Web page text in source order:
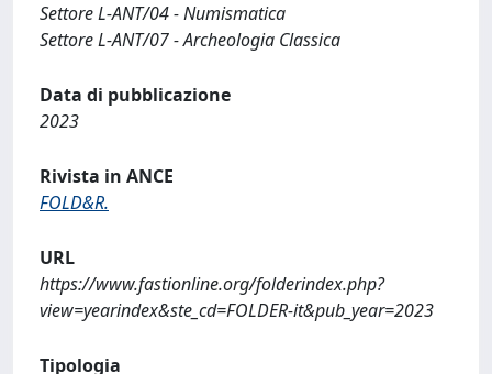
Settore L-ANT/04 - Numismatica
Settore L-ANT/07 - Archeologia Classica
Data di pubblicazione
2023
Rivista in ANCE
FOLD&R.
URL
https://www.fastionline.org/folderindex.php?
view=yearindex&ste_cd=FOLDER-it&pub_year=2023
Tipologia